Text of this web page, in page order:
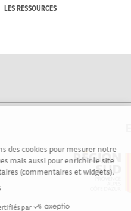
des cookies pour mesurer notre
mais aussi pour enrichir le site
(commentaires et widgets).
certifiés par
LES RESSOURCES